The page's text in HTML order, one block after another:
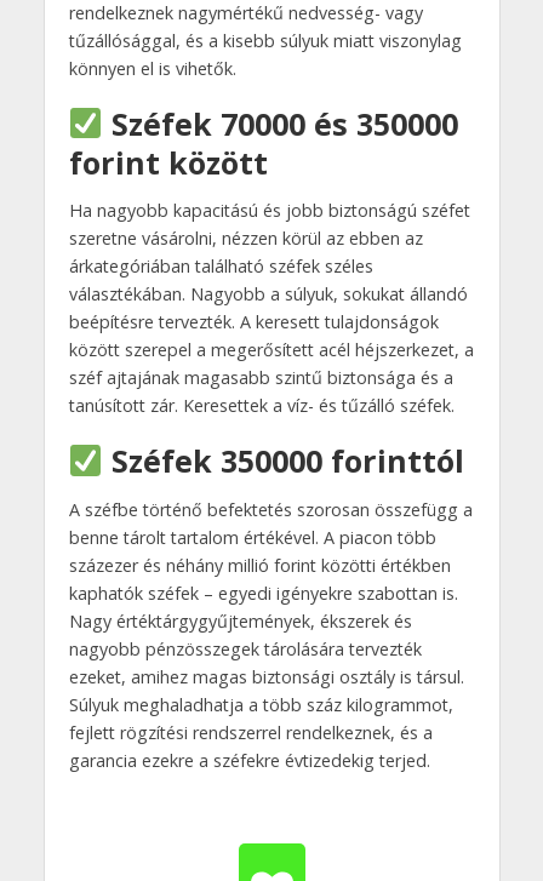
rendelkeznek nagymértékű nedvesség- vagy
tűzállósággal, és a kisebb súlyuk miatt viszonylag
könnyen el is vihetők.
Széfek 70000 és 350000
forint között
Ha nagyobb kapacitású és jobb biztonságú széfet
szeretne vásárolni, nézzen körül az ebben az
árkategóriában található széfek széles
választékában. Nagyobb a súlyuk, sokukat állandó
beépítésre tervezték. A keresett tulajdonságok
között szerepel a megerősített acél héjszerkezet, a
széf ajtajának magasabb szintű biztonsága és a
tanúsított zár. Keresettek a víz- és tűzálló széfek.
Széfek 350000 forinttól
A széfbe történő befektetés szorosan összefügg a
benne tárolt tartalom értékével. A piacon több
százezer és néhány millió forint közötti értékben
kaphatók széfek – egyedi igényekre szabottan is.
Nagy értéktárgygyűjtemények, ékszerek és
nagyobb pénzösszegek tárolására tervezték
ezeket, amihez magas biztonsági osztály is társul.
Súlyuk meghaladhatja a több száz kilogrammot,
fejlett rögzítési rendszerrel rendelkeznek, és a
garancia ezekre a széfekre évtizedekig terjed.